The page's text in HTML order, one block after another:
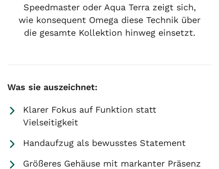
Speedmaster oder Aqua Terra zeigt sich,
wie konsequent Omega diese Technik über
die gesamte Kollektion hinweg einsetzt.
Was sie auszeichnet:
Klarer Fokus auf Funktion statt
Vielseitigkeit
Handaufzug als bewusstes Statement
Größeres Gehäuse mit markanter Präsenz